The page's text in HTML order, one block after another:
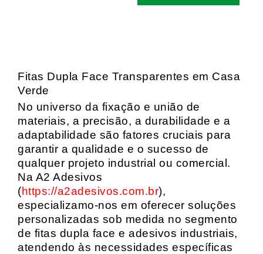
Fitas Dupla Face Transparentes em Casa
Verde
No universo da fixação e união de
materiais, a precisão, a durabilidade e a
adaptabilidade são fatores cruciais para
garantir a qualidade e o sucesso de
qualquer projeto industrial ou comercial.
Na A2 Adesivos
(https://a2adesivos.com.br),
especializamo-nos em oferecer soluções
personalizadas sob medida no segmento
de fitas dupla face e adesivos industriais,
atendendo às necessidades específicas